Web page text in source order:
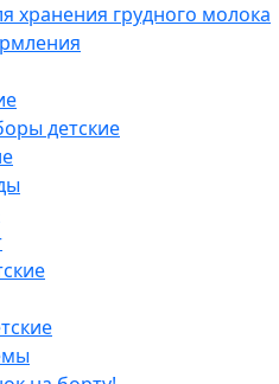
хранения грудного молока
детские